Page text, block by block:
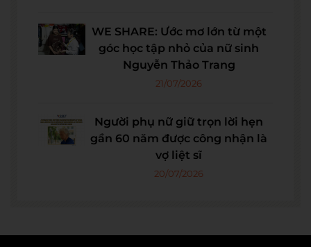
WE SHARE: Ước mơ lớn từ một
góc học tập nhỏ của nữ sinh
Nguyễn Thảo Trang
21/07/2026
Người phụ nữ giữ trọn lời hẹn
gần 60 năm được công nhận là
vợ liệt sĩ
20/07/2026